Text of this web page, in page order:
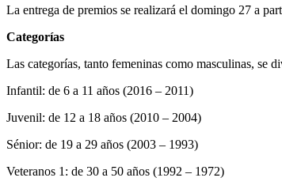
La entrega de premios se realizará el domingo 27 a
Categorías
Las categorías, tanto femeninas como masculinas, se
Infantil: de 6 a 11 años (2016 – 2011)
Juvenil: de 12 a 18 años (2010 – 2004)
Sénior: de 19 a 29 años (2003 – 1993)
Veteranos 1: de 30 a 50 años (1992 – 1972)